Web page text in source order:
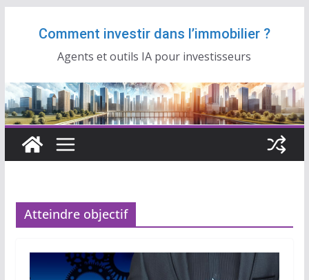
Comment investir dans l’immobilier ?
Agents et outils IA pour investisseurs
Atteindre objectif